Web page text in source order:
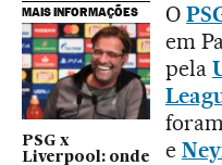
MAIS INFORMAÇÕES
PSG x
Liverpool: onde
O
em
pela
e